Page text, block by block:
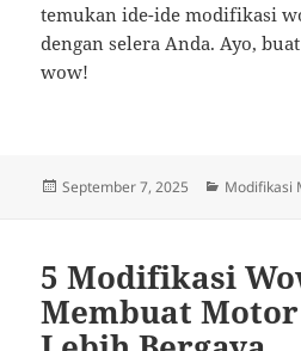
temukan ide-ide modifikasi
dengan selera Anda. Ayo,
wow!
Posted
September 7, 2025 Categories
Modifikasi
5 Modifikasi
Membuat